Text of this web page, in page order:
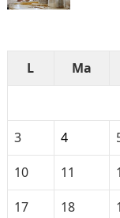
L
Ma
3
4
10
11
17
18